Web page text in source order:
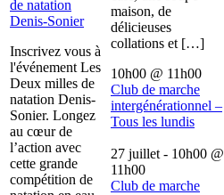
de natation
Denis-Sonier
Inscrivez vous à
l'événement Les
Deux milles de
natation Denis-
Sonier. Longez
au cœur de
l’action avec
cette grande
compétition de
maison, de
délicieuses
collations et […]
10h00 @ 11h00
Club de marche
intergénérationnel –
Tous les lundis
27 juillet - 10h00 @
11h00
Club de marche